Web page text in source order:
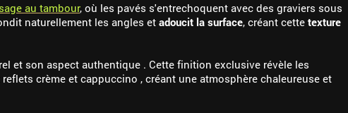
au tambour, où les pavés s'entrechoquent avec des graviers sous
naturellement les angles et adoucit la surface, créant cette texture
et son aspect authentique . Cette finition exclusive révèle les
crème et cappuccino , créant une atmosphère chaleureuse et